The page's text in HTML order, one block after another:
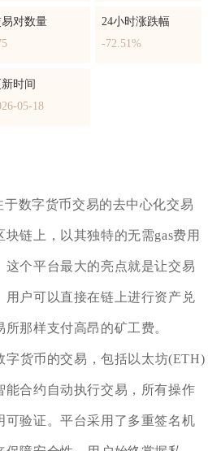
对数量
24小时涨跌幅
-72.51%
时间
05-18
于数字货币交易的去中心化交易
链上，以其独特的无需gas费用
这个平台最大的亮点就是让交易
用户可以直接在链上进行资产兑
那样支付高昂的矿工费。
字货币的交易，包括以太坊(ETH)
能合约自动执行交易，所有操作
可验证。平台采用了多重签名机